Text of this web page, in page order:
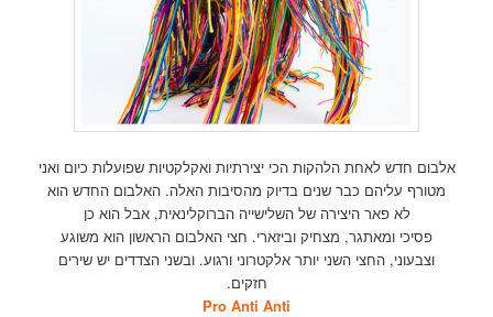
אלבום חדש לאחת הלהקות הכי יצירתיות ואקלקטיות שפועלות כיום ואני
מטורף עליהם כבר שנים בדיוק מהסיבות האלה. האלבום החדש הוא
לא פאר היצירה של השלישייה הברוקלינאית, אבל הוא כן
פסיכי ומאתגר, מצחיק וביזארי. חצי האלבום הראשון הוא משוגע
וצבעוני, החצי השני יותר אלקטרוני ורגוע. ובשני הצדדים יש שירים
חזקים.
Pro Anti Anti